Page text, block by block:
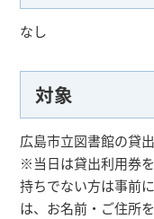
なし
対象
広島市立図書館の貸
※当日は貸出利用券
持ちでない方は事前
は、お名前・ご住所